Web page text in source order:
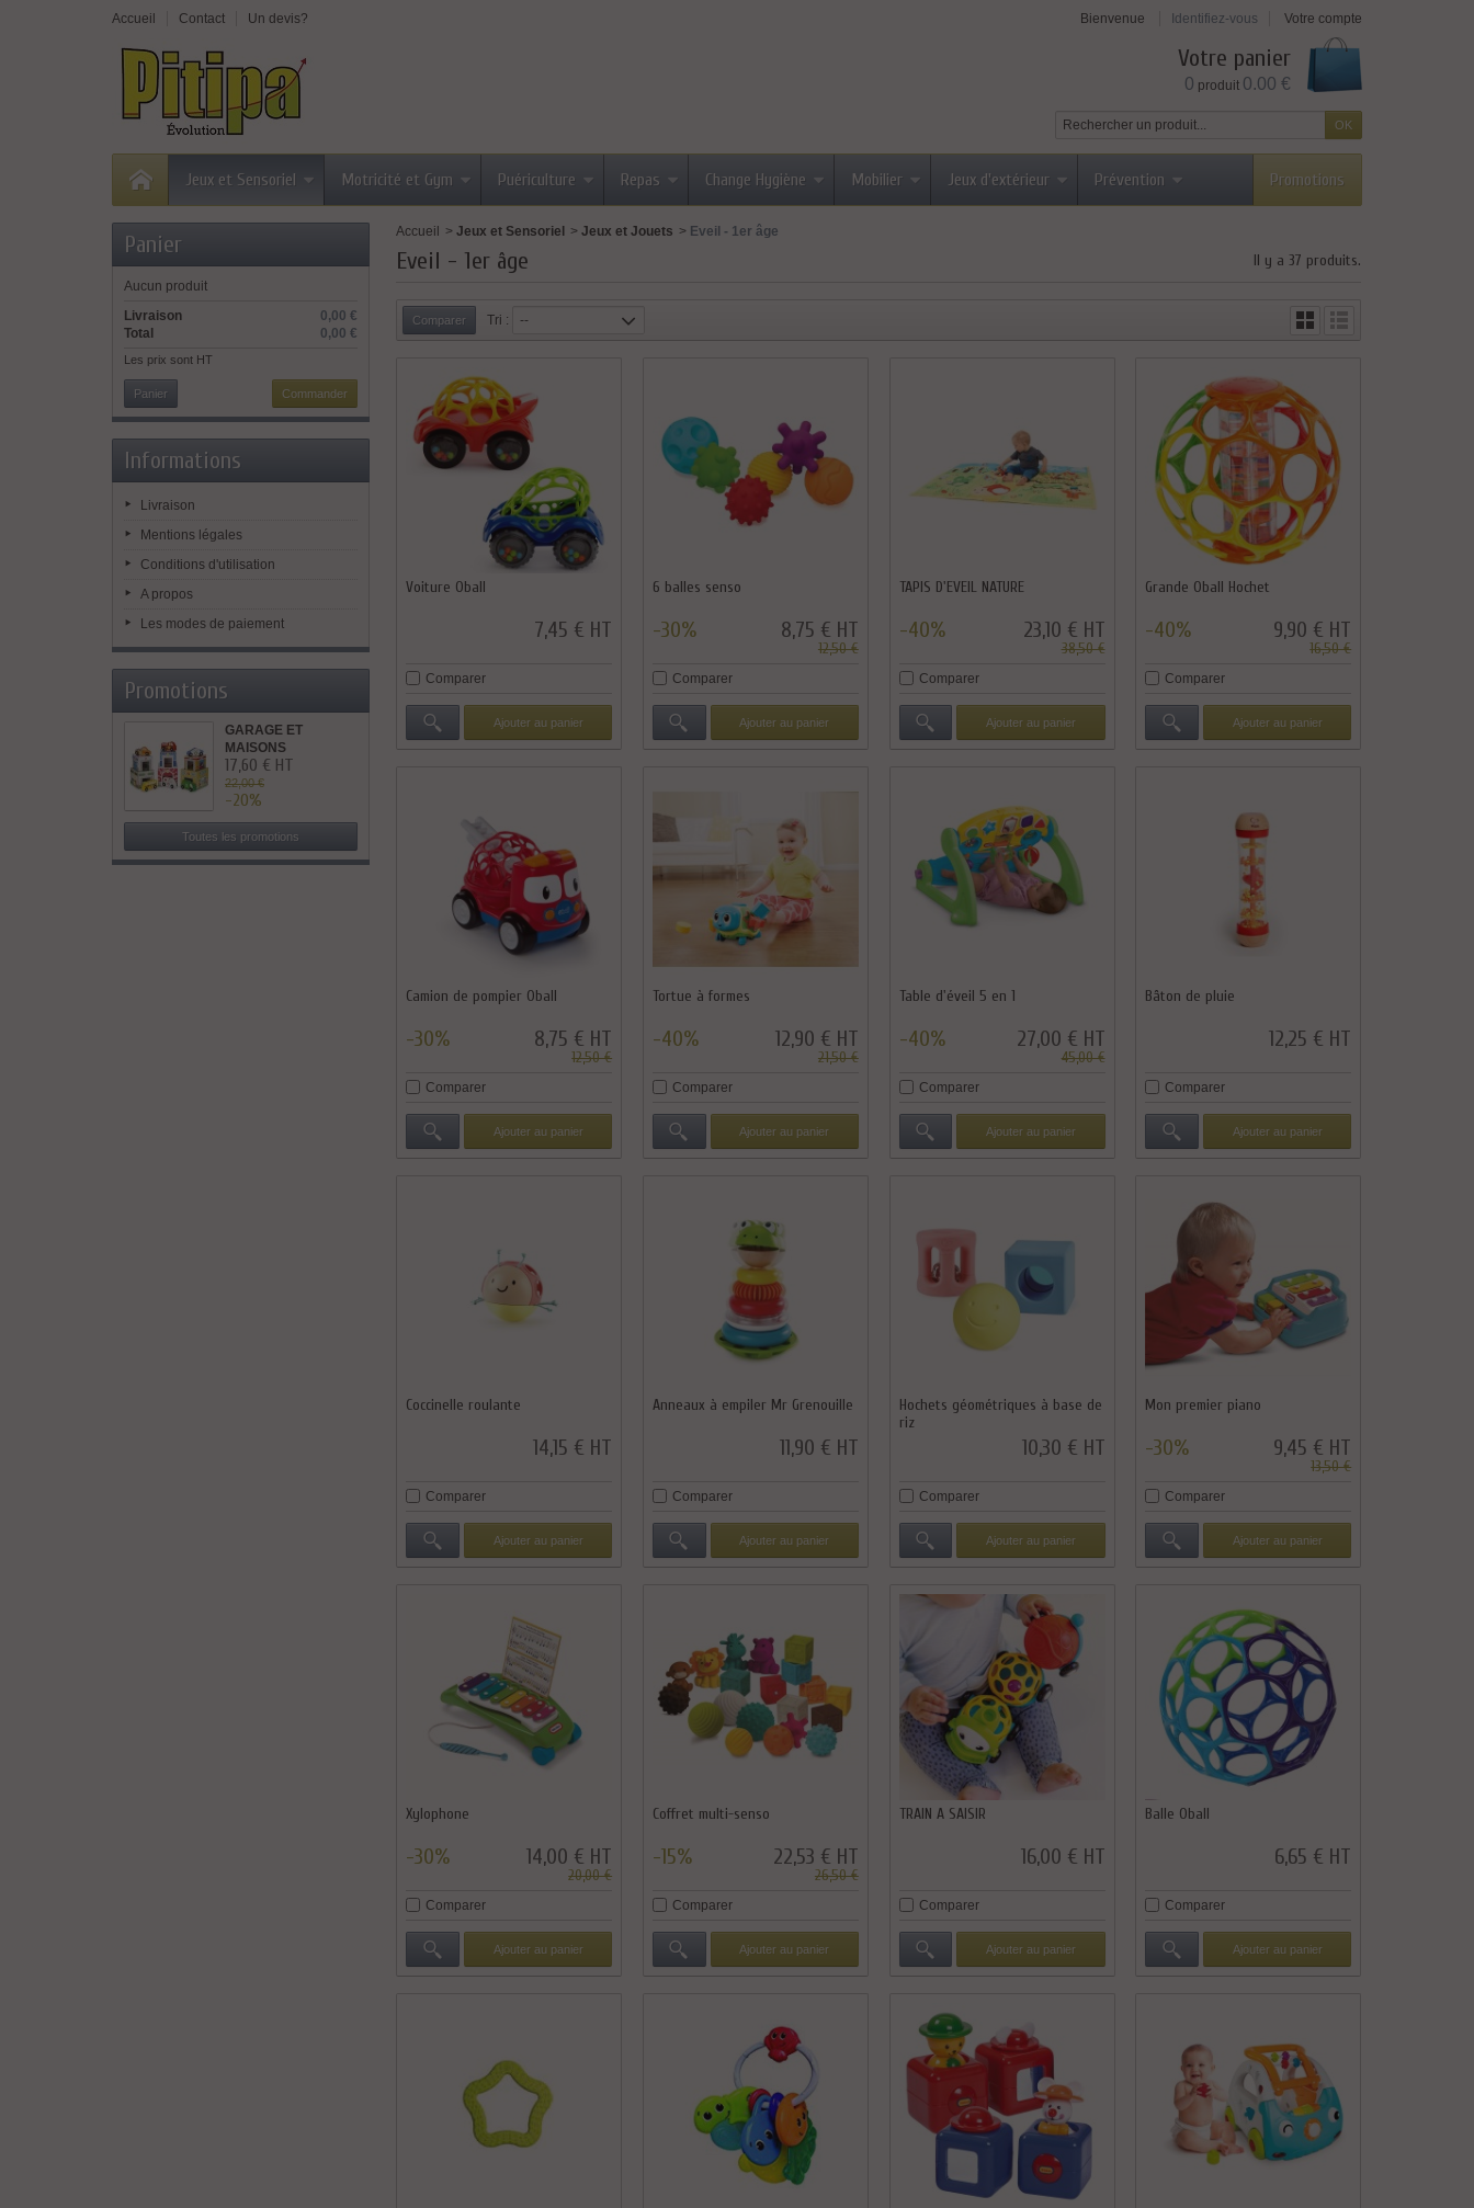
Accueil Contact Un devis? Bienvenue Identifiez-vous Votre compte
Votre panier
0 produit 0.00 €
Promotions
Jeux et Sensoriel Motricité et Gym Puériculture Repas Change Hygiène Mobilier Jeux d'extérieur Prévention
Panier
Aucun produit
0,00 €
Livraison
0,00 €
Total
Les prix sont HT
Panier Commander
Informations
Livraison
Mentions légales
Conditions d'utilisation
A propos
Les modes de paiement
Promotions
GARAGE ET
MAISONS
GIGOGNES
17,60 € HT
22,00 €
-20%
Toutes les promotions
Accueil > Jeux et Sensoriel > Jeux et Jouets > Eveil - 1er âge
Eveil - 1er âge Il y a 37 produits.
Tri : --
Voiture Oball
7,45 € HT
Comparer
Ajouter au panier
6 balles senso
-30% 8,75 € HT
12,50 €
Comparer
Ajouter au panier
TAPIS D'EVEIL NATURE
-40% 23,10 € HT
38,50 €
Comparer
Ajouter au panier
Grande Oball Hochet
-40% 9,90 € HT
16,50 €
Comparer
Ajouter au panier
Camion de pompier Oball
-30% 8,75 € HT
12,50 €
Comparer
Ajouter au panier
Tortue à formes
-40% 12,90 € HT
21,50 €
Comparer
Ajouter au panier
Table d'éveil 5 en 1
-40% 27,00 € HT
45,00 €
Comparer
Ajouter au panier
Bâton de pluie
12,25 € HT
Comparer
Ajouter au panier
Coccinelle roulante
14,15 € HT
Comparer
Ajouter au panier
Anneaux à empiler Mr Grenouille
11,90 € HT
Comparer
Ajouter au panier
Hochets géométriques à base de
riz
10,30 € HT
Comparer
Ajouter au panier
Mon premier piano
-30% 9,45 € HT
13,50 €
Comparer
Ajouter au panier
Xylophone
-30% 14,00 € HT
20,00 €
Comparer
Ajouter au panier
Coffret multi-senso
-15% 22,53 € HT
26,50 €
Comparer
Ajouter au panier
TRAIN A SAISIR
16,00 € HT
Comparer
Ajouter au panier
Balle Oball
6,65 € HT
Comparer
Ajouter au panier